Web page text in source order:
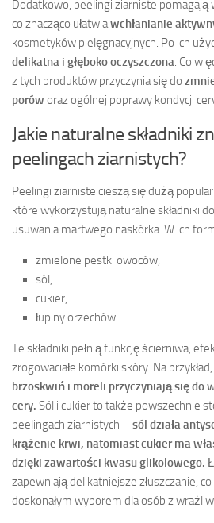
Dodatkowo, peelingi ziarniste
co znacząco ułatwiawchłanianie
kosmetyków pielęgnacyjnych. Po ich
delikatna i głęboko oczyszczona. Co
z tych produktów przyczynia się do
porów oraz ogólnej poprawy kondycji
Jakie naturalne składniki
peelingach ziarnistych?
Peelingi ziarniste cieszą się dużą
które wykorzystują naturalne składniki
usuwania martwego naskórka. W ich
zmielone pestki owoców,
sól,
cukier,
łupiny orzechów.
Te składniki pełnią funkcję ścierniwa,
zrogowaciałe komórki skóry. Na przykład,
brzoskwiń i moreli przyczyniają się do
cery. Sól i cukier to także powszechnie
peelingach ziarnistych – sól działa
krążenie krwi, natomiast cukier ma
dzięki zawartości kwasu glikolowego.
zapewniają delikatniejsze złuszczanie,
doskonałym wyborem dla osób z